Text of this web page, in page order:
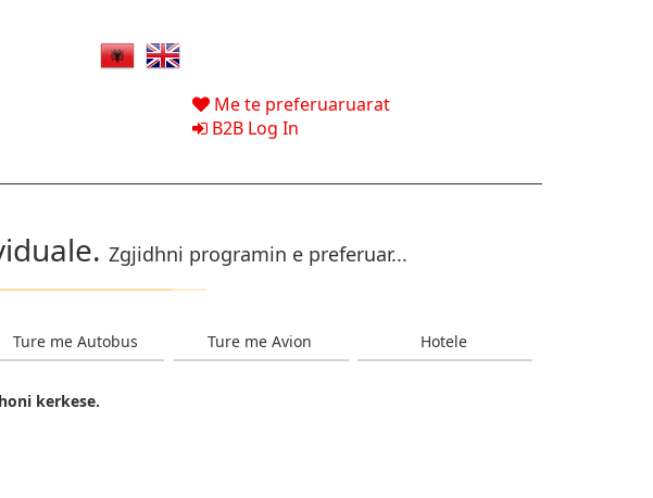
Me te preferuaruarat
B2B Log In
Zgjidhni programin e preferuar...
Ture me Autobus Ture me Avion Hotele
kerkese.